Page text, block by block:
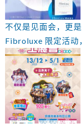
不仅是见面会，更
Fibroluxe 限定活动